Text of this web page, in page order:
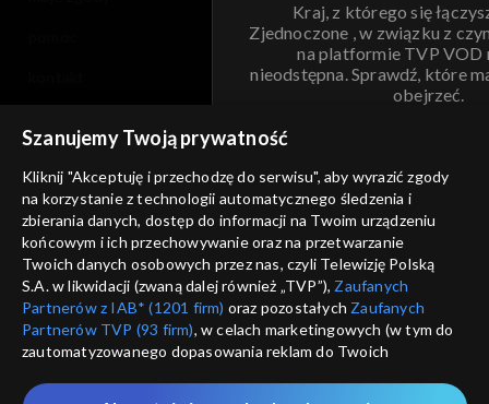
Kraj, z którego się
Zjednoczone , w związku z
na platformie TVP VOD
nieodstępna. Sprawdź, które
obejrzeć.
ANULUJ
informacje o dostawcy usług
Szanujemy Twoją prywatność
Kliknij "Akceptuję i przechodzę do serwisu", aby wyrazić zgody
na korzystanie z technologii automatycznego śledzenia i
zbierania danych, dostęp do informacji na Twoim urządzeniu
końcowym i ich przechowywanie oraz na przetwarzanie
Twoich danych osobowych przez nas, czyli Telewizję Polską
S.A. w likwidacji (zwaną dalej również „TVP”), Zaufanych
Partnerów z IAB* (1201 firm) oraz pozostałych Zaufanych
Partnerów TVP (93 firm), w celach marketingowych (w tym do
zautomatyzowanego dopasowania reklam do Twoich
które wskazujemy poniżej, a także zgody na udostępnianie